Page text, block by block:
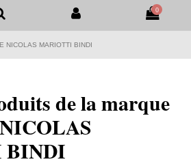
0
NICOLAS MARIOTTI BINDI
de la marque